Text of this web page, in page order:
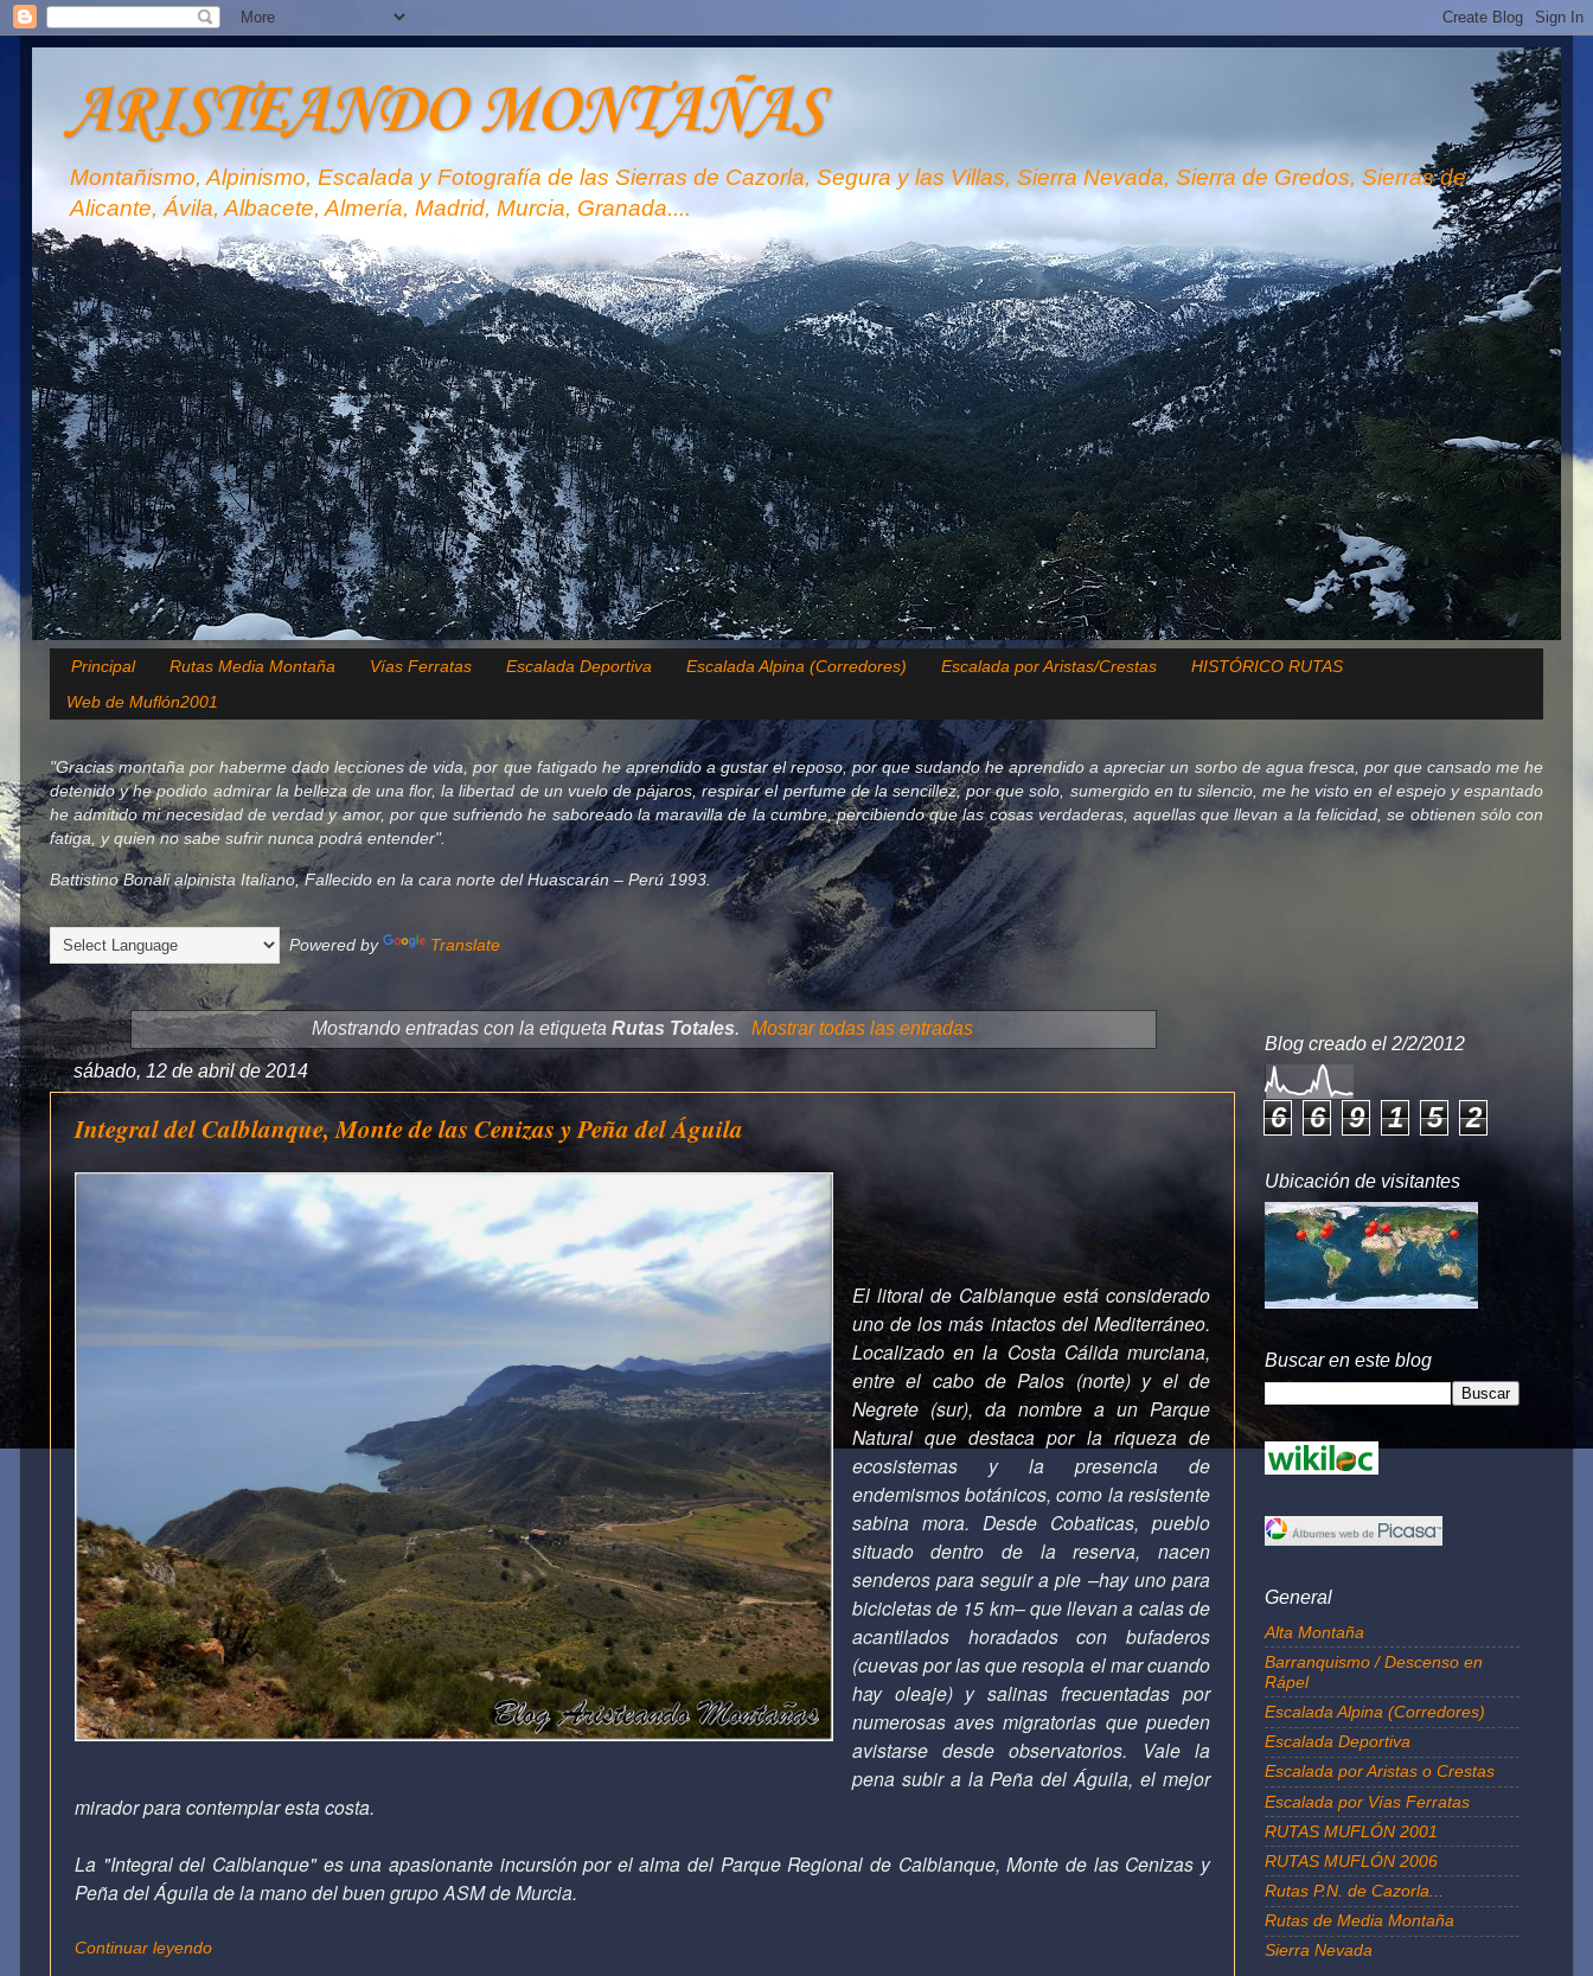
ARISTEANDO MONTAÑAS
Montañismo, Alpinismo, Escalada y Fotografía de las Sierras de Cazorla, Segura y las Villas, Sierra Nevada, Sierra de Gredos, Sierras de
Alicante, Ávila, Albacete, Almería, Madrid, Murcia, Granada....
Principal Rutas Media Montaña Vías Ferratas Escalada Deportiva Escalada Alpina (Corredores) Escalada por Aristas/Crestas
HISTÓRICO RUTAS
Web de Muflón2001
"Gracias montaña por haberme dado lecciones de vida, por que fatigado he aprendido a gustar el reposo, por que sudando he aprendido a apreciar un sorbo de agua fresca, por que cansado me he
detenido y he podido admirar la belleza de una flor, la libertad de un vuelo de pájaros, respirar el perfume de la sencillez, por que solo, sumergido en tu silencio, me he visto en el espejo y espantado
he admitido mi necesidad de verdad y amor, por que sufriendo he saboreado la maravilla de la cumbre, percibiendo que las cosas verdaderas, aquellas que llevan a la felicidad, se obtienen sólo con
fatiga, y quien no sabe sufrir nunca podrá entender".
Battistino Bonali alpinista Italiano, Fallecido en la cara norte del Huascarán – Perú 1993.
Powered by Translate
Mostrando entradas con la etiqueta Rutas Totales. Mostrar todas las entradas
sábado, 12 de abril de 2014
Integral del Calblanque, Monte de las Cenizas y Peña del Águila
El litoral de Calblanque está considerado
uno de los más intactos del Mediterráneo.
Localizado en la Costa Cálida murciana,
entre el cabo de Palos (norte) y el de
Negrete (sur), da nombre a un Parque
Natural que destaca por la riqueza de
ecosistemas y la presencia de
endemismos botánicos, como la resistente
sabina mora. Desde Cobaticas, pueblo
situado dentro de la reserva, nacen
senderos para seguir a pie –hay uno para
bicicletas de 15 km– que llevan a calas de
acantilados horadados con bufaderos
(cuevas por las que resopla el mar cuando
hay oleaje) y salinas frecuentadas por
numerosas aves migratorias que pueden
avistarse desde observatorios. Vale la
pena subir a la Peña del Águila, el mejor
mirador para contemplar esta costa.
La "Integral del Calblanque" es una apasionante incursión por el alma del Parque Regional de Calblanque, Monte de las Cenizas y
Peña del Águila de la mano del buen grupo ASM de Murcia.
Continuar leyendo
Blog creado el 2/2/2012
6 6 9 1 5 2
Ubicación de visitantes
Buscar en este blog
General
Alta Montaña
Barranquismo / Descenso en
Rápel
Escalada Alpina (Corredores)
Escalada Deportiva
Escalada por Aristas o Crestas
Escalada por Vías Ferratas
RUTAS MUFLÓN 2001
RUTAS MUFLÓN 2006
Rutas P.N. de Cazorla...
Rutas de Media Montaña
Sierra Nevada